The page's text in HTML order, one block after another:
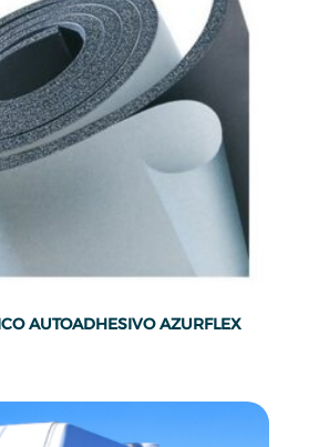
AUTOADHESIVO AZURFLEX